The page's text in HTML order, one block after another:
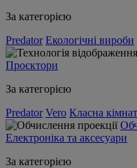
За категорією
Predator Екологічні вироби
Проєктори
За категорією
Predator Vero Класна
Електроніка та аксесуари
За категорією